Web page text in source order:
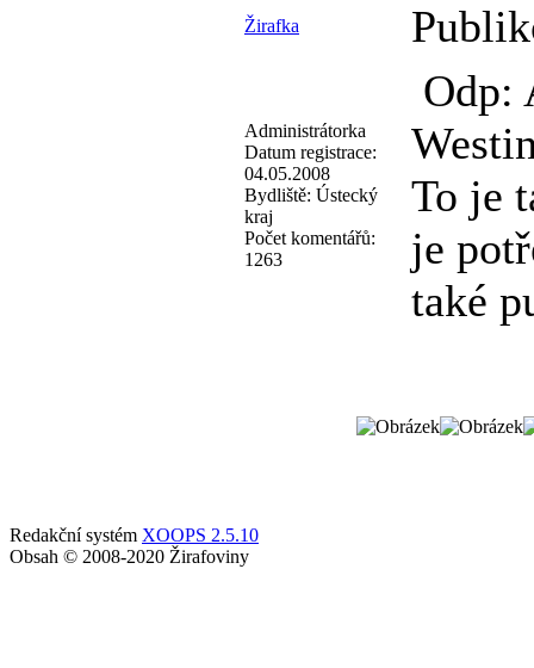
Žirafka
Administrátorka
Datum registrace:
04.05.2008
Bydliště: Ústecký
kraj
Počet komentářů:
1263
Odp:
To je
je
také
Redakční systém XOOPS 2.5.10
Obsah © 2008-2020 Žirafoviny